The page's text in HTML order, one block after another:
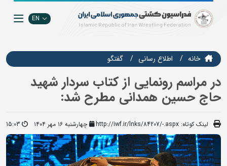
EN
خانه اطلاع رسانی گفتگو
در مراسم رونمایی از کتاب سردار شهید
حاج حسین همدانی مطرح شد:
لینک کوتاه: http://iwf.ir/lnks/84207/-.aspx چهارشنبه ۱۶ مهر ۱۴۰۴ 15:03